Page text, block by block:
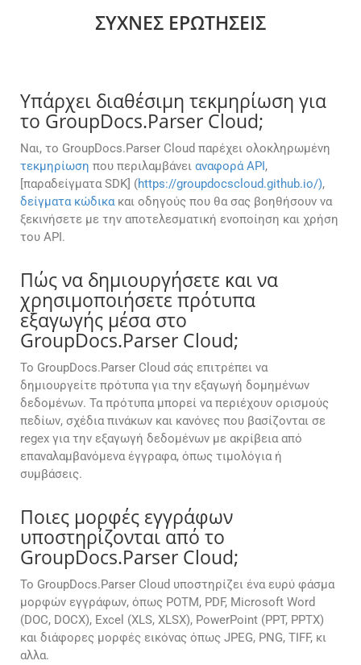
ΣΥΧΝΈΣ ΕΡΩΤΉΣΕΙΣ
Υπάρχει διαθέσιμη τεκμηρίωση για
το GroupDocs.Parser Cloud;
Ναι, το GroupDocs.Parser Cloud παρέχει ολοκληρωμένη
τεκμηρίωση που περιλαμβάνει αναφορά API,
[παραδείγματα SDK] (https://groupdocscloud.github.io/),
δείγματα κώδικακαι οδηγούς που θα σας βοηθήσουν να
ξεκινήσετε με την αποτελεσματική ενοποίηση και χρήση
του API.
Πώς να δημιουργήσετε και να
χρησιμοποιήσετε πρότυπα
εξαγωγής μέσα στο
GroupDocs.Parser Cloud;
Το GroupDocs.Parser Cloud σάς επιτρέπει να
δημιουργείτε πρότυπα για την εξαγωγή δομημένων
δεδομένων. Τα πρότυπα μπορεί να περιέχουν ορισμούς
πεδίων, σχέδια πινάκων και κανόνες που βασίζονται σε
regex για την εξαγωγή δεδομένων με ακρίβεια από
επαναλαμβανόμενα έγγραφα, όπως τιμολόγια ή
συμβάσεις.
Ποιες μορφές εγγράφων
υποστηρίζονται από το
GroupDocs.Parser Cloud;
Το GroupDocs.Parser Cloud υποστηρίζει ένα ευρύ φάσμα
μορφών εγγράφων, όπως POTM, PDF, Microsoft Word
(DOC, DOCX), Excel (XLS, XLSX), PowerPoint (PPT, PPTX)
και διάφορες μορφές εικόνας όπως JPEG, PNG, TIFF, κι
αλλα.